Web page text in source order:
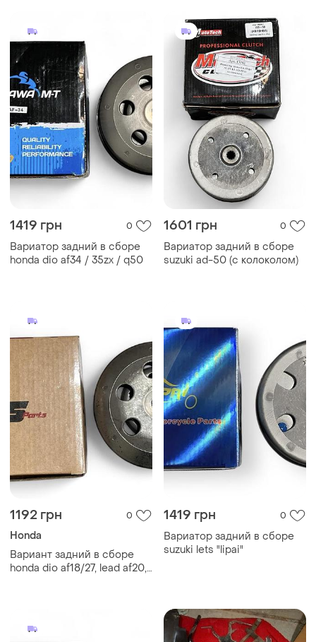
1419 грн 0
Вариатор задний в сборе
honda dio af34 / 35zx / q50
1601 грн 0
Вариатор задний в сборе
suzuki ad-50 (с колоколом)
1192 грн 0
Honda
Вариант задний в сборе
honda dio af18/27, lead af20,
1419 грн 0
Вариатор задний в сборе
suzuki lets "lipai"